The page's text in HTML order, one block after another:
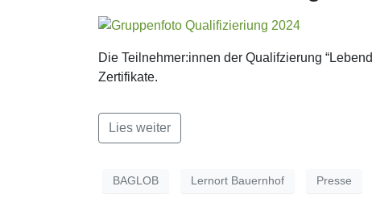
Die Teilnehmer:innen der Qualifzierung
Zertifikate.
Lies weiter
BAGLOB Lernort Bauernhof Presse